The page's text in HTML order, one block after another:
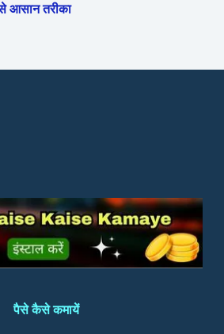
आसान तरीका
पैसे कैसे कमायें